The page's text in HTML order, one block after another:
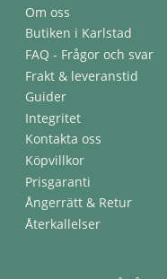
Om oss
Butiken i Karlstad
FAQ - Frågor och svar
Frakt & leveranstid
Guider
Integritet
Kontakta oss
Köpvillkor
Prisgaranti
Ångerrätt & Retur
Återkallelser